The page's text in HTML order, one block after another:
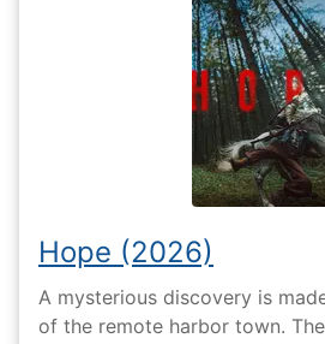
Hope (2026)
A mysterious discovery is
of the remote harbor town.